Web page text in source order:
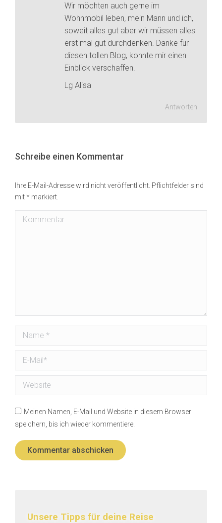
Wir möchten auch gerne im
Wohnmobil leben, mein Mann und ich,
soweit alles gut aber wir müssen alles
erst mal gut durchdenken. Danke für
diesen tollen Blog, konnte mir einen
Einblick verschaffen.
Lg Alisa
Antworten
Schreibe einen Kommentar
Ihre E-Mail-Adresse wird nicht veröffentlicht. Pflichtfelder sind
mit* markiert.
Kommentar
Name *
E-Mail *
Website
Meinen Namen, E-Mail und Website in diesem Browser
speichern, bis ich wieder kommentiere.
Kommentar abschicken
Unsere Tipps für deine Reise